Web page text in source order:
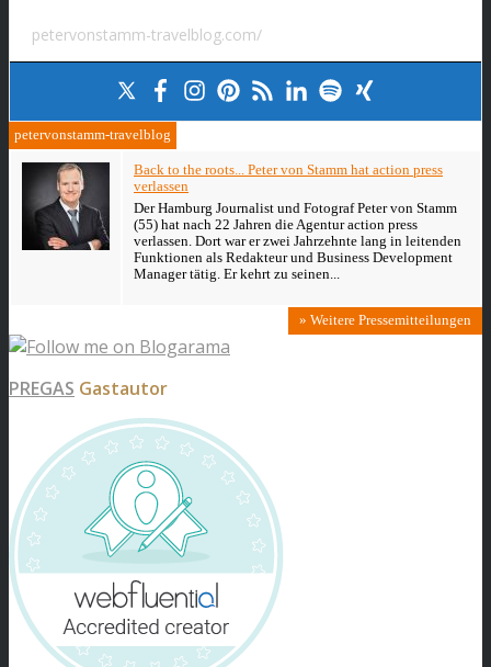
petervonstamm-travelblog.com/
petervonstamm-travelblog
Back to the roots... Peter von Stamm hat action press
verlassen
Der Hamburg Journalist und Fotograf Peter von Stamm
(55) hat nach 22 Jahren die Agentur action press
verlassen. Dort war er zwei Jahrzehnte lang in leitenden
Funktionen als Redakteur und Business Development
Manager tätig. Er kehrt zu seinen...
» Weitere Pressemitteilungen
PREGAS Gastautor